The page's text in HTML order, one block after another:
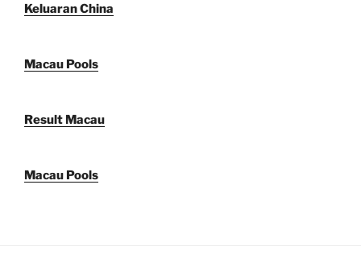
Keluaran China
Macau Pools
Result Macau
Macau Pools